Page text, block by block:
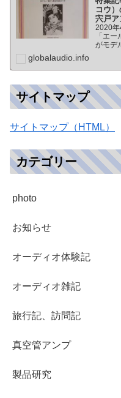
コウ
宍戸ア
2020年
「エ
がモデ
戦前
する
ングル
globalaudio.info
サイトマップ
サイトマップ（HTML）
カテゴリー
photo
お知らせ
オーディオ体験記
オーディオ雑記
旅行記、訪問記
真空管アンプ
製品研究